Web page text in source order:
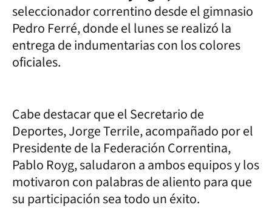
seleccionador correntino desde el gimnasio
Pedro Ferré, donde el lunes se realizó la
entrega de indumentarias con los colores
oficiales.
Cabe destacar que el Secretario de
Deportes, Jorge Terrile, acompañado por el
Presidente de la Federación Correntina,
Pablo Royg, saludaron a ambos equipos y los
motivaron con palabras de aliento para que
su participación sea todo un éxito.